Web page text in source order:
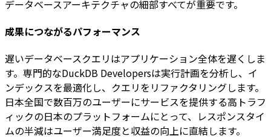
データベースアーキテクチャの細部すべてが重要です。
成果につながるパフォーマンス
遅いデータベースクエリはアプリケーション全体を遅くしま
す。専門的なDuckDB Developersは実行計画を分析し、イ
ンデックスを最適化し、クエリをリファクタリングします。
日本全国で数百万のユーザーにサービスを提供する高トラフ
ィックの日本のプラットフォームにとって、レスポンスタイ
ムの半減はユーザー満足度と収益の向上に直結します。